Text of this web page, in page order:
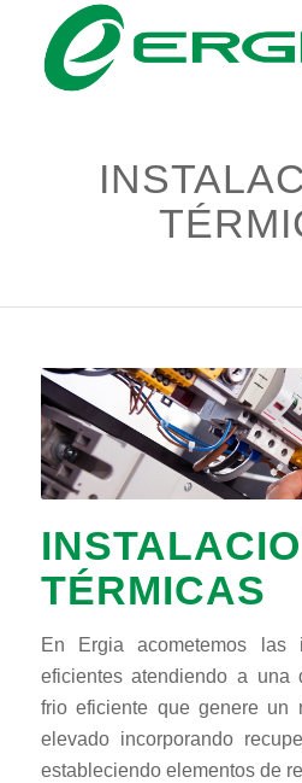
TÉRMICAS
En Ergia acometemos las
eficientes atendiendo a una
frio eficiente que genere un
elevado incorporando
estableciendo elementos de